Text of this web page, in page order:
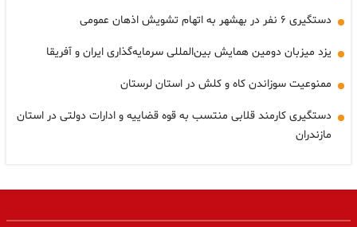
دستگیری ۶ نفر در بهشهر به اتهام تشویش اذهان عمومی
یزد میزبان دومین همایش بین‌المللی سرمایه‌گذاری ایران و آفریقا
ممنوعیت سوزاندن کاه و کلش در استان لرستان
دستگیری کارمند قلابی منتسب به قوه قضاییه و ادارات دولتی در استان
مازندران